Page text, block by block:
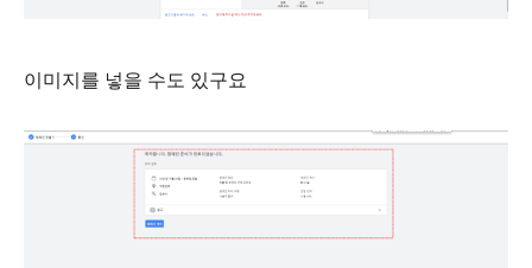
이미지를 넣을 수도 있구요